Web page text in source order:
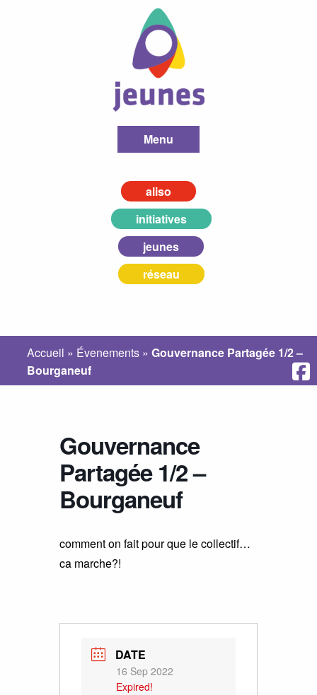
Menu
aliso
initiatives
jeunes
réseau
Accueil » Évenements »Gouvernance Partagée 1/2 –
Bourganeuf
Gouvernance
Partagée 1/2 –
Bourganeuf
comment on fait pour que le collectif…
ca marche?!
DATE
16 Sep 2022
Expired!